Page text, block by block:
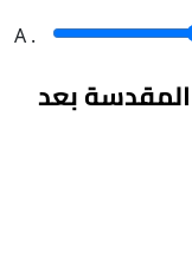
A .
بعد